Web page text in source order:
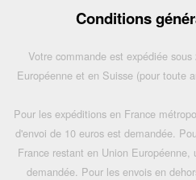
Conditions
Votre commande est expédiée
Européenne et en Suisse (pour toute
Pour les expéditions en France
d'envoi de 10 euros est demandée.
France restant en Union
demandée. Pour les envois en